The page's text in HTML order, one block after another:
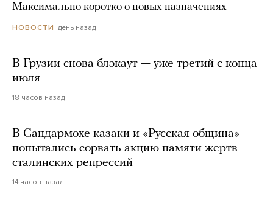
Максимально коротко о новых назначениях
НОВОСТИ день назад
В Грузии снова блэкаут — уже третий с конца
июля
18 часов назад
В Сандармохе казаки и «Русская община»
попытались сорвать акцию памяти жертв
сталинских репрессий
14 часов назад